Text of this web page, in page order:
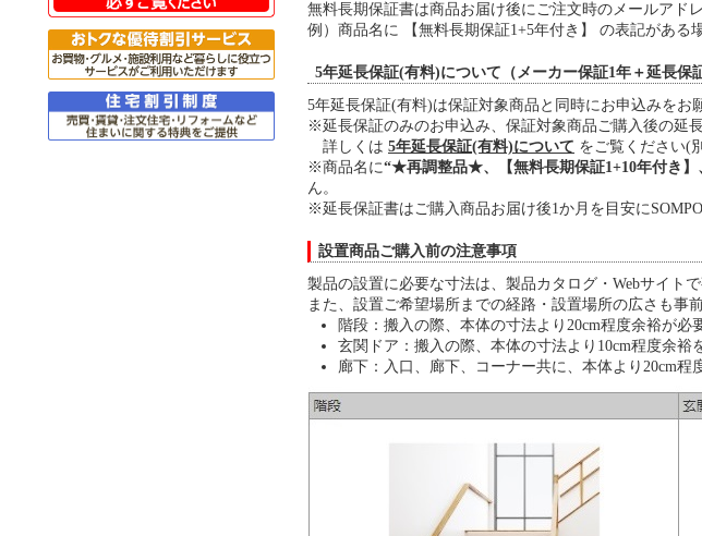
無料長期保証書は商品お届け後にご注文時のメールアド
例）商品名に 【無料長期保証1+5年付き】 の表記がある
5年延長保証(有料)について（メーカー保証1年＋延長保
5年延長保証(有料)は保証対象商品と同時にお申込みをお
※延長保証のみのお申込み、保証対象商品ご購入後の延
詳しくは 5年延長保証(有料)について をご覧ください(
※商品名に“★再調整品★、【無料長期保証1+10年付き】
ん。
※延長保証書はご購入商品お届け後1か月を目安に
設置商品ご購入前の注意事項
製品の設置に必要な寸法は、製品カタログ・Webサイト
また、設置ご希望場所までの経路・設置場所の広さも事
階段：搬入の際、本体の寸法より20cm程度余裕が必
玄関ドア：搬入の際、本体の寸法より10cm程度余裕
廊下：入口、廊下、コーナー共に、本体より20cm程